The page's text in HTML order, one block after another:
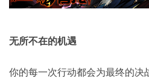
无所不在的机遇
你的每一次行动都会为最终的决